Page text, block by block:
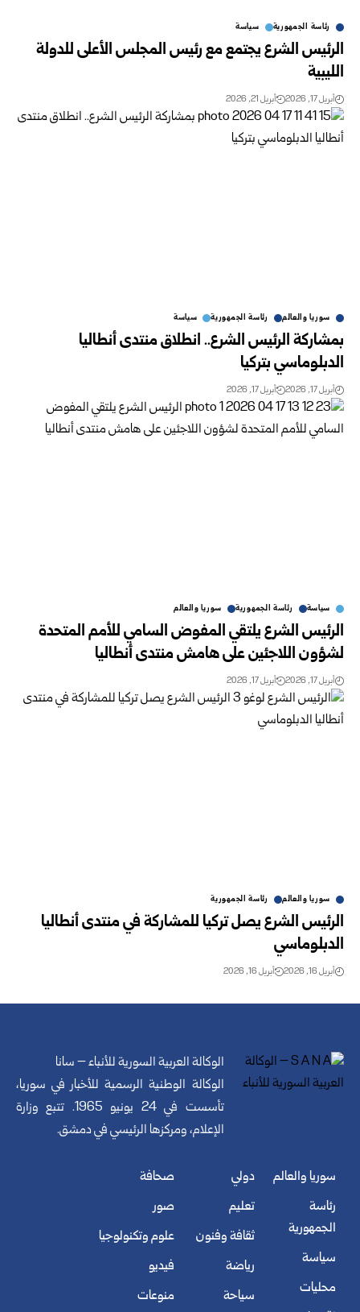
رئاسة الجمهورية سياسة
الرئيس الشرع يجتمع مع رئيس المجلس الأعلى للدولة
الليبية
أبريل 17, 2026 أبريل 21, 2026
سوريا والعالم رئاسة الجمهورية سياسة
بمشاركة الرئيس الشرع.. انطلاق منتدى أنطاليا
الدبلوماسي بتركيا
أبريل 17, 2026 أبريل 17, 2026
سياسة رئاسة الجمهورية سوريا والعالم
الرئيس الشرع يلتقي المفوض السامي للأمم المتحدة
لشؤون اللاجئين على هامش منتدى أنطاليا
أبريل 17, 2026 أبريل 17, 2026
سوريا والعالم رئاسة الجمهورية
الرئيس الشرع يصل تركيا للمشاركة في منتدى أنطاليا
الدبلوماسي
أبريل 16, 2026 أبريل 16, 2026
الوكالة العربية السورية للأنباء – سانا
الوكالة الوطنية الرسمية للأخبار في سوريا،
تأسست في 24 يونيو 1965. تتبع وزارة
الإعلام، ومركزها الرئيسي في دمشق.
سوريا والعالم
رئاسة
الجمهورية
سياسة
محليات
دولي
تعليم
ثقافة وفنون
رياضة
سياحة
صحافة
صور
علوم وتكنولوجيا
فيديو
منوعات